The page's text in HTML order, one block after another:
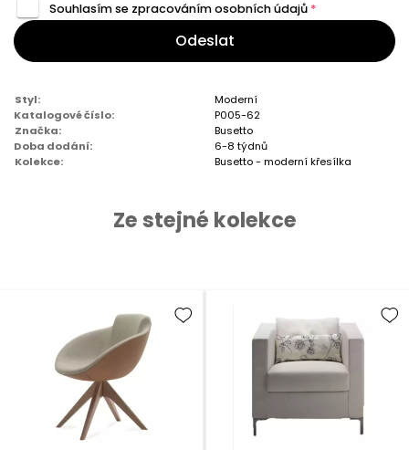
Souhlasím se zpracovánímosobních údajů *
Odeslat
Styl:
Moderní
Katalogové číslo:
P005-62
Značka:
Busetto
Doba dodání:
6-8 týdnů
Kolekce:
Busetto - moderní křesílka
Ze stejné kolekce